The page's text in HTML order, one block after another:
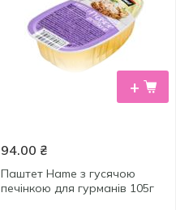
+
94.00 ₴
Паштет Hame з гусячою
печінкою для гурманів 105г